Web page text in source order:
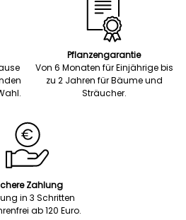
Pflanzengarantie
Von 6 Monaten für Einjährige bis
zu 2 Jahren für Bäume und
Sträucher.
Zahlung
in 3 Schritten
ab 120 Euro.